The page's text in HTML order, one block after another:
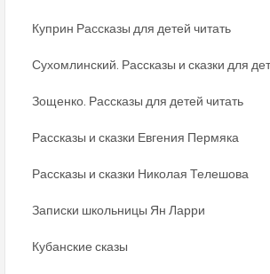
Куприн Рассказы для детей читать
Сухомлинский. Рассказы и сказки для
Зощенко. Рассказы для детей читать
Рассказы и сказки Евгения Пермяка
Рассказы и сказки Николая Телешова
Записки школьницы Ян Ларри
Кубанские сказы